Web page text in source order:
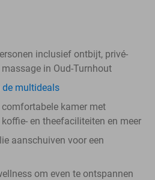
inclusief ontbijt, privé-
in Oud-Turnhout
de multideals
kamer met
en theefaciliteiten en meer
aanschuiven voor een
om even te ontspannen